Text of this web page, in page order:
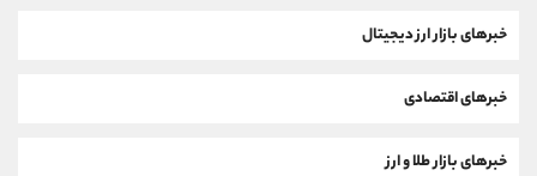
خبرهای بازار ارز دیجیتال
خبرهای اقتصادی
خبرهای بازار طلا و ارز